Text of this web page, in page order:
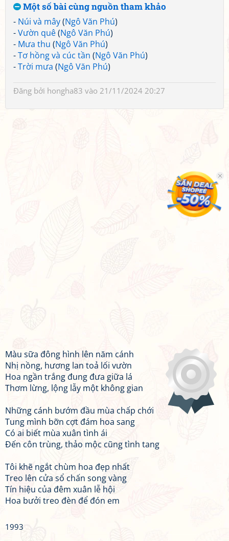
Một số bài cùng nguồn tham khảo
- Núi và mây(Ngô Văn Phú)
-Vườn quê(Ngô Văn Phú)
- Mưa thu (Ngô Văn Phú)
-Tơ hồng và cúc tần (Ngô Văn Phú)
-Trời mưa (Ngô Văn Phú)
Đăng bởi hongha83 vào 21/11/2024 20:27
Màu sữa đông hình lên năm cánh
Nhị nồng, hương lan toả lối vườn
Hoa ngần trắng đung đưa giữa lá
Thơm lừng, lộng lẫy một không gian
Những cánh bướm đầu mùa chấp chới
Tung mình bỡn cợt đám hoa sang
Có ai biết mùa xuân tình ái
Đến côn trùng, thảo mộc cũng tình tang
Tôi khẽ ngắt chùm hoa đẹp nhất
Treo lên cửa sổ chấn song vàng
Tín hiệu của đêm xuân lễ hội
Hoa bưởi treo đèn để đón em
1993